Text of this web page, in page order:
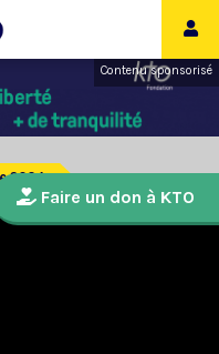
Contenu sponsorisé
2024
Faire un don à KTO